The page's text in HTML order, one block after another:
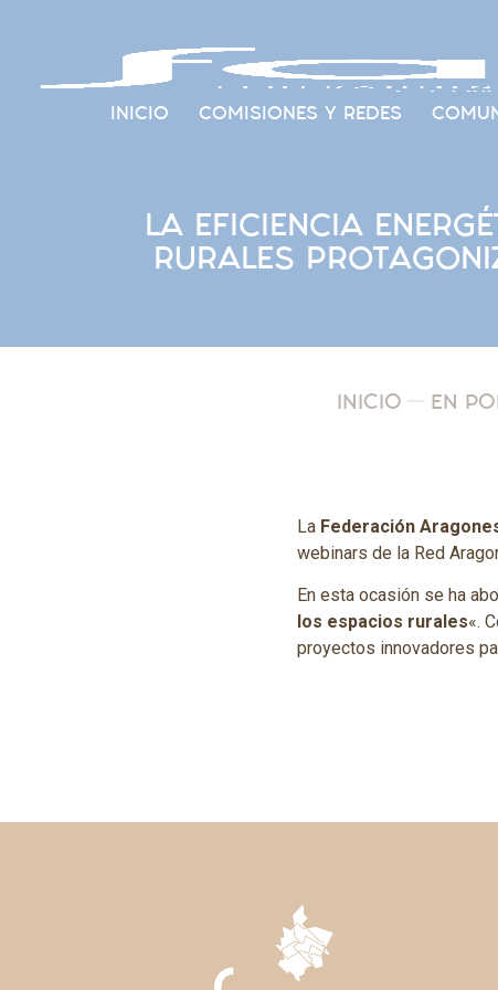
INICIO COMISIONES Y REDES
LA EFICIENCIA
RURALES
INICIO EN
La Federación
webinars de la Red
En esta ocasión se ha
los espacios rurales«.
proyectos innovadores